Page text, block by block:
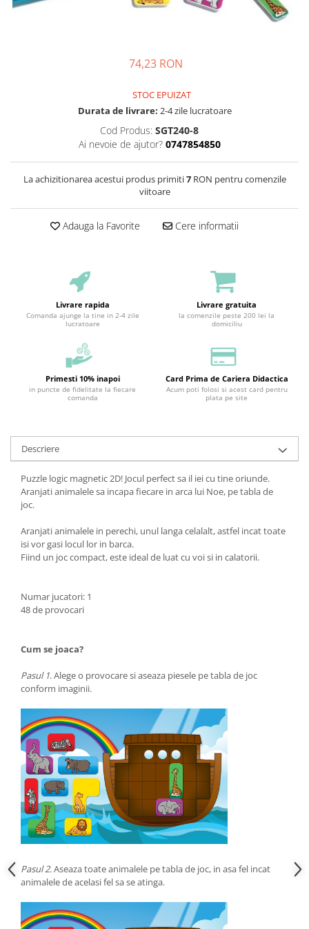
74,23 RON
STOC EPUIZAT
Durata de livrare: 2-4 zile lucratoare
Cod Produs: SGT240-8
Ai nevoie de ajutor? 0747854850
La achizitionarea acestui produs primiti7RON pentru comenzile
viitoare
Adauga la Favorite Cere informatii
Livrare rapida
Comanda ajunge la tine in 2-4 zile
lucratoare
Livrare gratuita
la comenzile peste 200 lei la
domiciliu
Primesti 10% inapoi
in puncte de fidelitate la fiecare
comanda
Card Prima de Cariera Didactica
Acum poti folosi si acest card pentru
plata pe site
Descriere
Puzzle logic magnetic 2D! Jocul perfect sa il iei cu tine oriunde.
Aranjati animalele sa incapa fiecare in arca lui Noe, pe tabla de
joc.
Aranjati animalele in perechi, unul langa celalalt, astfel incat toate
isi vor gasi locul lor in barca.
Fiind un joc compact, este ideal de luat cu voi si in calatorii.
Numar jucatori: 1
48 de provocari
Cum se joaca?
Pasul 1. Alege o provocare si aseaza piesele pe tabla de joc
conform imaginii.
Pasul 2.Aseaza toate animalele pe tabla de joc, in asa fel incat
animalele de acelasi fel sa se atinga.